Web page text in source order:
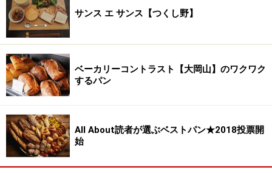
サンス エ サンス【つくし野】
ベーカリーコントラスト【大岡山】のワクワク
するパン
All About読者が選ぶベストパン★2018投票開
始